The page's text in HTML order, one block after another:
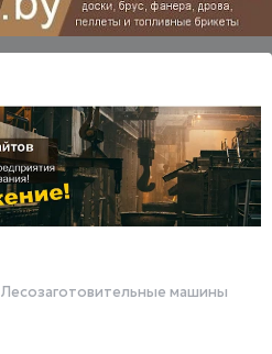
Лесозаготовительные машины